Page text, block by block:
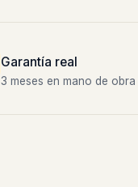
Garantía real
3 meses en mano de